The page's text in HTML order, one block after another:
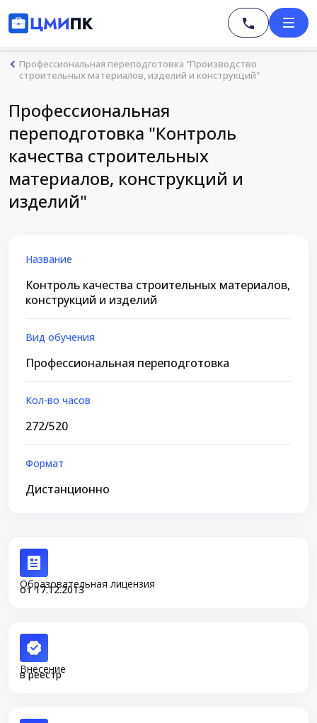
Профессиональная переподготовка "Производство
строительных материалов, изделий и конструкций"
Профессиональная
переподготовка "Контроль
качества строительных
материалов, конструкций и
изделий"
Название
Контроль качества строительных материалов,
конструкций и изделий
Вид обучения
Профессиональная переподготовка
Кол-во часов
272/520
Формат
Дистанционно
Образовательная лицензия
от 17.12.2013
Внесение
в реестр